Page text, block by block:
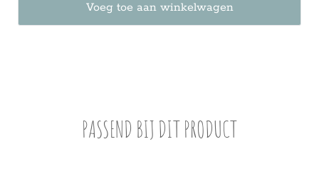
Voeg toe aan winkelwagen
PASSEND BIJ DIT PRODUCT